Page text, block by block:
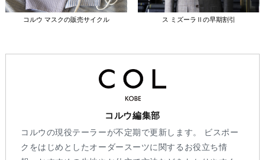
コルウ マスクの販売サイクル ス ミズーラⅡの早期割引
コルウ編集部
コルウの現役テーラーが不定期で更新します。 ビスポー
クをはじめとしたオーダースーツに関するお役立ち情